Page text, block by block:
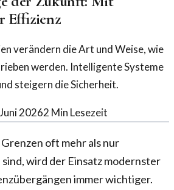
Effizienz
verändern die Art und Weise, wie
werden. Intelligente Systeme
steigern die Sicherheit.
20262 Min Lesezeit
oft mehr als nur
wird der Einsatz modernster
immer wichtiger.